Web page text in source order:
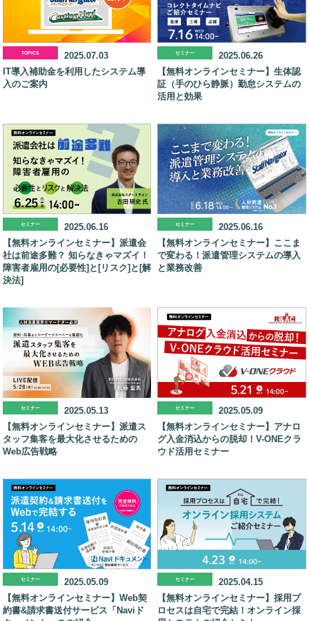
TOPICS
2025.07.03
IT導入補助金を利用したシステム導
入のご案内
セミナー
2025.06.26
【無料オンラインセミナー】生体認
証（手のひら静脈）勤怠システムの
活用と効果
セミナー
2025.06.16
【無料オンラインセミナー】派遣会
社は前途多難？ 知らなきゃマズイ！
障害者雇用の[必要性]と[リスク]と[解
決法]
セミナー
2025.06.16
【無料オンラインセミナー】ここま
で変わる！派遣管理システムの導入
と業務改善
セミナー
2025.05.13
【無料オンラインセミナー】派遣ス
タッフ集客を最大化させるための
Web広告戦略
セミナー
2025.05.09
【無料オンラインセミナー】アナロ
グ入金消込からの脱却！V-ONEクラ
ウド活用セミナー
セミナー
2025.05.09
【無料オンラインセミナー】Web契
約書&請求書送付サービス「Naviド
セミナー
2025.04.15
【無料オンラインセミナー】採用プ
ロセスは自宅で完結！オンライン採